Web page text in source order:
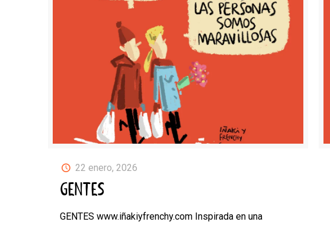
22 enero, 2026
GENTES
GENTES www.iñakiyfrenchy.com Inspirada en una